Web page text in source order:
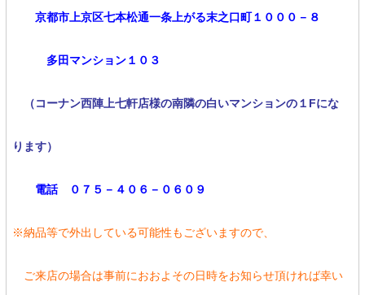
京都市上京区七本松通一条上がる末之口町１０００－８
多田マンション１０３
（コーナン西陣上七軒店様の南隣の白いマンションの１Fにな
ります）
電話 ０７５－４０６－０６０９
※納品等で外出している可能性もございますので、
ご来店の場合は事前におおよその日時をお知らせ頂ければ幸い